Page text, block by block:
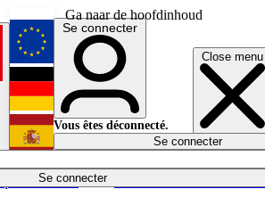
Ga naar de hoofdinhoud
Close menu
Se connecter
Économie
English
Deutsch
Español
Se connecter
Vous êtes déconnecté.
Se connecter